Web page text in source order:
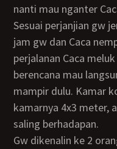
nanti mau nganter
Sesuai perjanjian gw jemput Caca ke rumahnya. Satu
jam gw dan Caca
perjalanan Caca
berencana mau
mampir dulu. Kamar
kamarnya 4x3 meter,
saling berhadapan.
Gw dikenalin ke 2 orang temen kost nya yang waktu